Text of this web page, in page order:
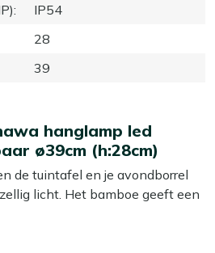
:
IP54
28
39
hanglamp led
ø39cm (h:28cm)
de tuintafel en je avondborrel
licht. Het bamboe geeft een
laad je op met USB